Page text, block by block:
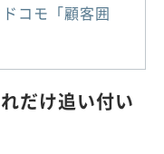
コモ「顧客囲
だけ追い付い